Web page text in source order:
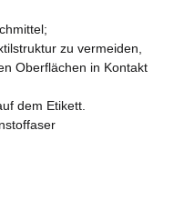
zu vermeiden,
Oberflächen in Kontakt
dem Etikett.